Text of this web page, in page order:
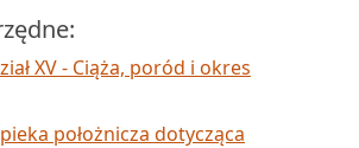
XV - Ciąża, poród i okres
położnicza dotycząca